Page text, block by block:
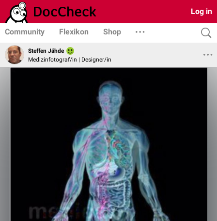
Log in
Community Flexikon Shop
Steffen Jähde
Medizinfotograf/in | Designer/in